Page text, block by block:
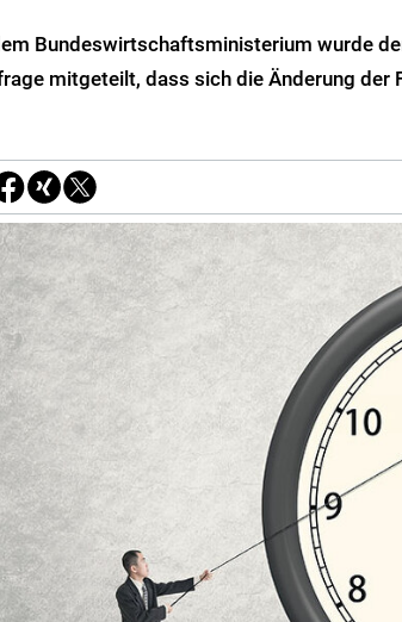
Bundeswirtschaftsministerium wurde
mitgeteilt, dass sich die Änderung der